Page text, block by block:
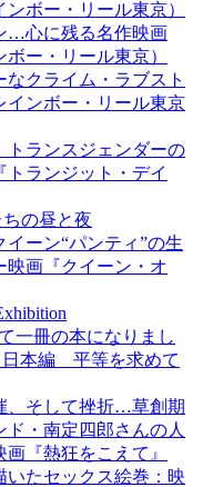
ボー・リール東京）
…心に残る名作映画
ー・リール東京）
クライム・ラブスト
インボー・リール東京
トランスジェンダーの
トランジット・デイ
の昼と夜
ーン“パンティ”の生
映画『クイーン・オ
一冊の本になりまし
日本編 平等を求めて
、そして挫折…草創期
・南定四郎さんの人
『熱狂をこえて』
いたセックス絵巻：映